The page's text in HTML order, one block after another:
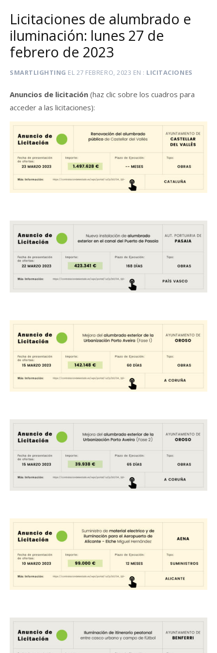
Licitaciones de alumbrado e
iluminación: lunes 27 de
febrero de 2023
SMARTLIGHTING EL 27 FEBRERO, 2023 EN LICITACIONES
Anuncios de licitación (haz clic sobre los cuadros para
acceder a las licitaciones):